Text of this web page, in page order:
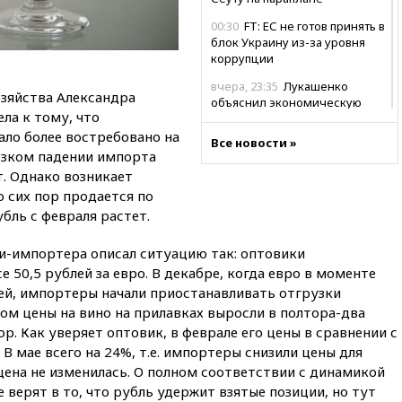
00:30 FT: ЕС не готов принять в
блок Украину из-за уровня
коррупции
вчера, 23:35 Лукашенко
объяснил экономическую
вчера, 22:59На башню
протаранил погранпункт при
попытке попасть в Россию
вчера, 22:28 Бессент
анонсировал скорое
соглашение о прекращении
огня США и Ирана
вчера, 22:15Три человека
получили ножевые ранения
Все новости »
Александра
к тому, что
более востребовано на
падении импорта
Однако возникает
пор продается по
с февраля растет.
импортера описал ситуацию так: оптовики
50,5 рублей за евро. В декабре, когда евро в моменте
импортеры начали приостанавливать отгрузки
цены на вино на прилавках выросли в полтора-два
Как уверяет оптовик, в феврале его цены в сравнении с
мае всего на 24%, т.е. импортеры снизили цены для
не изменилась. О полном соответствии с динамикой
в то, что рубль удержит взятые позиции, но тут